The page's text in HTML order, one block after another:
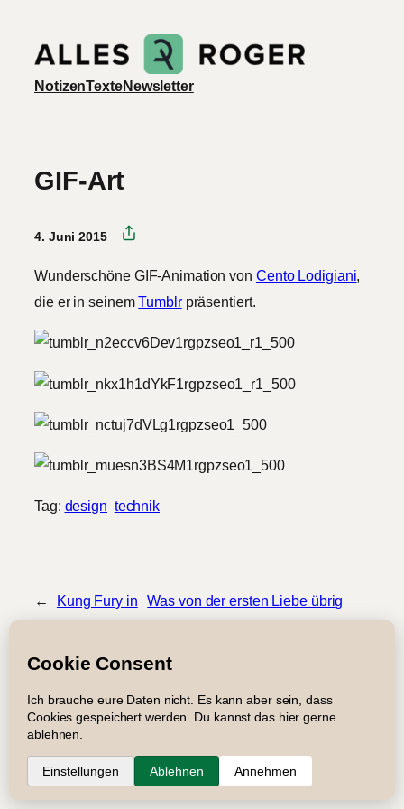
Inhalt
springen
NotizenTexteNewsletter
GIF-Art
4. Juni 2015
Wunderschöne GIF-Animation von Cento Lodigiani,
die er in seinemTumblrpräsentiert.
Tag: design technik
←
Kung Fury in
Was von der ersten Liebe übrig
Impressum DatenschutzNewsletterSucheRSS